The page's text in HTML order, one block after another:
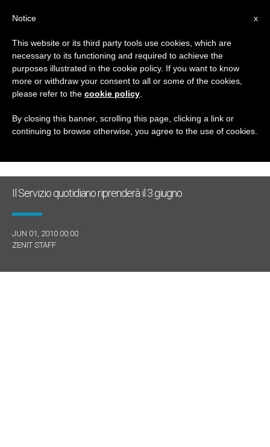
GIORNO
Giugno 1st, 2010
ULTIME NOTIZIE
Il Servizio quotidiano riprenderà il 3 giugno
JUN 01, 2010 00:00
ZENIT STAFF
x
Notice
This website or its third party tools use cookies, which are
necessary to its functioning and required to achieve the
purposes illustrated in the cookie policy. If you want to know
more or withdraw your consent to all or some of the cookies,
please refer to the cookie policy
By closing this banner, scrolling this page, clicking a link or
continuing to browse otherwise, you agree to the use of cookies.